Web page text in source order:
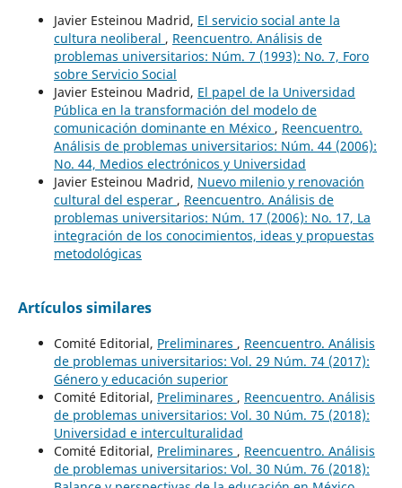
Javier Esteinou Madrid, El servicio social ante la
cultura neoliberal , Reencuentro. Análisis de
problemas universitarios: Núm. 7 (1993): No. 7, Foro
sobre Servicio Social
Javier Esteinou Madrid, El papel de la Universidad
Pública en la transformación del modelo de
comunicación dominante en México , Reencuentro.
Análisis de problemas universitarios: Núm. 44 (2006):
No. 44, Medios electrónicos y Universidad
Javier Esteinou Madrid, Nuevo milenio y renovación
cultural del esperar , Reencuentro. Análisis de
problemas universitarios: Núm. 17 (2006): No. 17, La
integración de los conocimientos, ideas y propuestas
metodológicas
Artículos similares
Comité Editorial, Preliminares , Reencuentro. Análisis
de problemas universitarios: Vol. 29 Núm. 74 (2017):
Género y educación superior
Comité Editorial, Preliminares , Reencuentro. Análisis
de problemas universitarios: Vol. 30 Núm. 75 (2018):
Universidad e interculturalidad
Comité Editorial, Preliminares , Reencuentro. Análisis
de problemas universitarios: Vol. 30 Núm. 76 (2018):